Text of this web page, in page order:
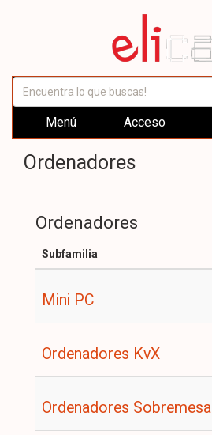
Menú Acceso
Ordenadores
Ordenadores
Subfamilia
Mini PC
Ordenadores KvX
Ordenadores Sobremesa